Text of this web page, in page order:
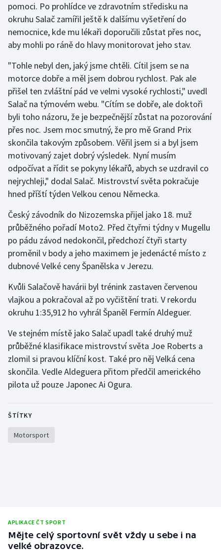
Golf
Gymnastika
Jezdectví
Judo
Krasobruslení
Lezení
Lyže a snowboard
Moderní pětiboj
Motorsport
Olympijské hry
Parasport
Plavání
Plážový volejbal
Ragby
Rychlobruslení
Rychlostní kanoistika
Short track
Sportovní střelba
Vodní slalom
pomoci. Po prohlídce ve zdravotním středisku na
okruhu Salač zamířil ještě k dalšímu vyšetření do
nemocnice, kde mu lékaři doporučili zůstat přes noc,
aby mohli po ráně do hlavy monitorovat jeho stav.
"Tohle nebyl den, jaký jsme chtěli. Cítil jsem se na
motorce dobře a měl jsem dobrou rychlost. Pak ale
přišel ten zvláštní pád ve velmi vysoké rychlosti," uvedl
Salač na týmovém webu. "Cítím se dobře, ale doktoři
byli toho názoru, že je bezpečnější zůstat na pozorování
přes noc. Jsem moc smutný, že pro mě Grand Prix
skončila takovým způsobem. Věřil jsem si a byl jsem
motivovaný zajet dobrý výsledek. Nyní musím
odpočívat a řídit se pokyny lékařů, abych se uzdravil co
nejrychleji," dodal Salač. Mistrovství světa pokračuje
hned příští týden Velkou cenou Německa.
Český závodník do Nizozemska přijel jako 18. muž
průběžného pořadí Moto2. Před čtyřmi týdny v Mugellu
po pádu závod nedokončil, předchozí čtyři starty
proměnil v body a jeho maximem je jedenácté místo z
dubnové Velké ceny Španělska v Jerezu.
Kvůli Salačově havárii byl trénink zastaven červenou
vlajkou a pokračoval až po vyčištění trati. V rekordu
okruhu 1:35,912 ho vyhrál Španěl Fermín Aldeguer.
Ve stejném místě jako Salač upadl také druhý muž
průběžné klasifikace mistrovství světa Joe Roberts a
zlomil si pravou klíční kost. Také pro něj Velká cena
skončila. Vedle Aldeguera přitom předčil amerického
pilota už pouze Japonec Ai Ogura.
ŠTÍTKY
Motorsport
APLIKACE ČT SPORT
Mějte celý sportovní svět vždy u sebe i na
velké obrazovce.